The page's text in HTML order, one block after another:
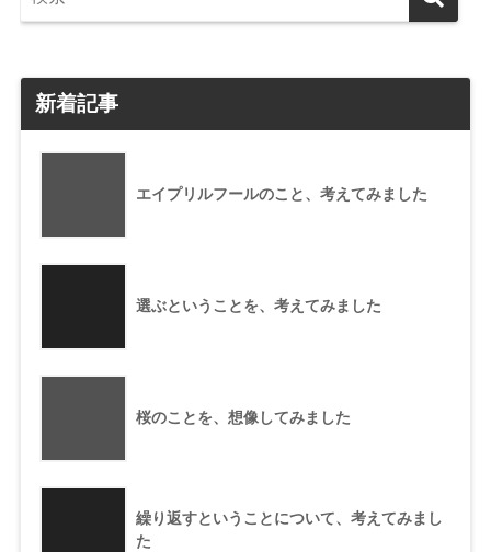
新着記事
エイプリルフールのこと、考えてみました
選ぶということを、考えてみました
桜のことを、想像してみました
繰り返すということについて、考えてみまし
た